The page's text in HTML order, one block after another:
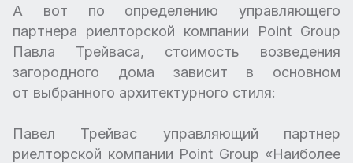
А вот по определению управляющего
партнера риелторской компании Point Group
Павла Трейваса, стоимость возведения
загородного дома зависит в основном
от выбранного архитектурного стиля:
Павел Трейвас управляющий партнер
риелторской компании Point Group «Наиболее